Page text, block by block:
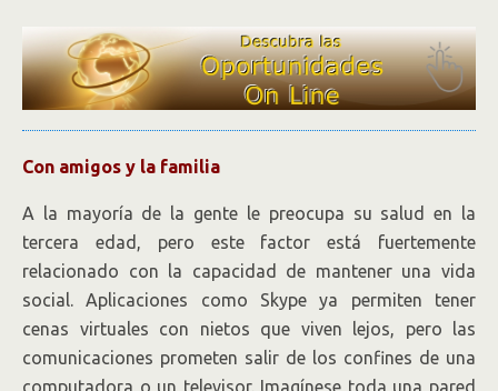
Con amigos y la familia
A la mayoría de la gente le preocupa su salud en la
tercera edad, pero este factor está fuertemente
relacionado con la capacidad de mantener una vida
social. Aplicaciones como Skype ya permiten tener
cenas virtuales con nietos que viven lejos, pero las
comunicaciones prometen salir de los confines de una
computadora o un televisor. Imagínese toda una pared